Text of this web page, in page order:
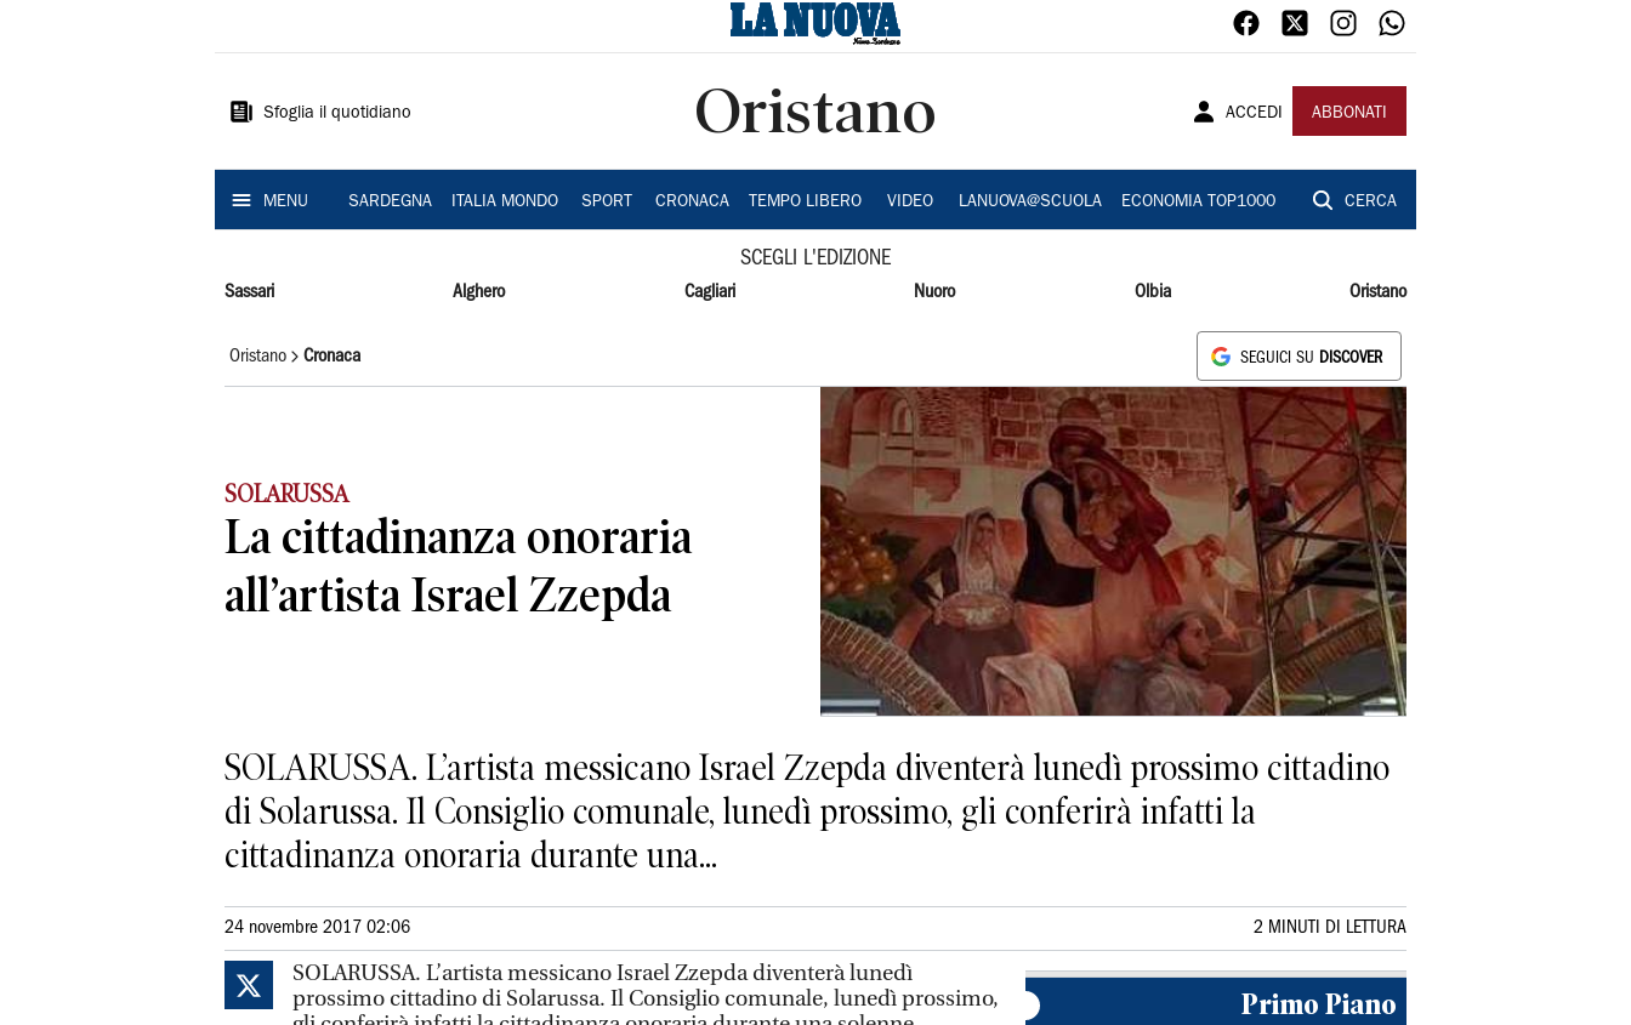
Sardegna
Sfoglia il quotidiano Oristano ACCEDI ABBONATI
MENU SARDEGNA ITALIA MONDO SPORT CRONACA TEMPO LIBERO VIDEO LANUOVA@SCUOLA ECONOMIA TOP1000 CERCA
SCEGLI L'EDIZIONE
Sassari Alghero Cagliari Nuoro Olbia Oristano
Oristano Cronaca SEGUICI SU DISCOVER
SOLARUSSA
La cittadinanza onoraria
all’artista Israel Zzepda
SOLARUSSA. L’artista messicano Israel Zzepda diventerà lunedì prossimo cittadino
di Solarussa. Il Consiglio comunale, lunedì prossimo, gli conferirà infatti la
cittadinanza onoraria durante una...
24 novembre 2017 02:06 2 MINUTI DI LETTURA
SOLARUSSA. L’artista messicano Israel Zzepda diventerà lunedì
prossimo cittadino di Solarussa. Il Consiglio comunale, lunedì prossimo,
Primo Piano